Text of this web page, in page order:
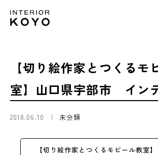
【切り絵作家とつくるモ
室】山口県宇部市 イン
2018.06.10 未分類
【切り絵作家とつくるモビール教室】